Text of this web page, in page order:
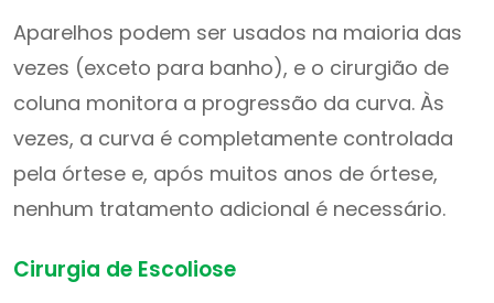
Aparelhos podem ser usados ​​na maioria das
vezes (exceto para banho), e o cirurgião de
coluna monitora a progressão da curva. Às
vezes, a curva é completamente controlada
pela órtese e, após muitos anos de órtese,
nenhum tratamento adicional é necessário.
Cirurgia de Escoliose